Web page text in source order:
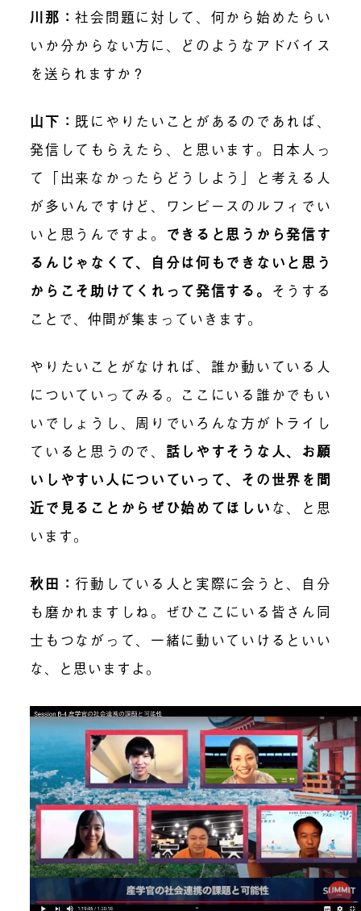
川那：社会問題に対して、何から始めたらい
いか分からない方に、どのようなアドバイス
を送られますか？
山下：既にやりたいことがあるのであれば、
発信してもらえたら、と思います。日本人っ
て「出来なかったらどうしよう」と考える人
が多いんですけど、ワンピースのルフィでい
いと思うんですよ。 できると思うから発信す
るんじゃなくて、自分は何もできないと思う
からこそ助けてくれって発信する。 そうする
ことで、仲間が集まっていきます。
やりたいことがなければ、誰か動いている人
についていってみる。ここにいる誰かでもい
いでしょうし、周りでいろんな方がトライし
ていると思うので、 話しやすそうな人、お願
いしやすい人についていって、その世界を間
近で見ることからぜひ始めてほしい な、と思
います。
秋田： 行動している人と実際に会うと、自分
も磨かれますしね。ぜひここにいる皆さん同
士もつながって、一緒に動いていけるといい
な、と思いますよ。